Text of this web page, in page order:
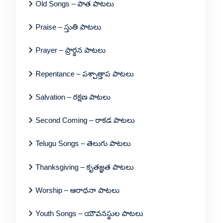
Old Songs – పాత పాటలు
Praise – స్తుతి పాటలు
Prayer – ప్రార్థన పాటలు
Repentance – పశ్చాత్తాప పాటలు
Salvation – రక్షణ పాటలు
Second Coming – రాకడ పాటలు
Telugu Songs – తెలుగు పాటలు
Thanksgiving – కృతజ్ఞత పాటలు
Worship – ఆరాధనా పాటలు
Youth Songs – యౌవనస్థుల పాటలు